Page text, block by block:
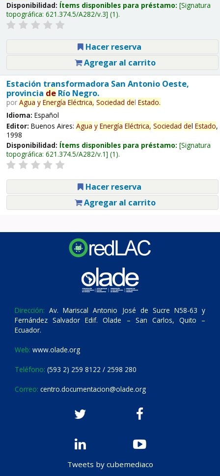
Disponibilidad: Ítems disponibles para préstamo: Signatura
topográfica: 621.374.5/A282/v.3 (1).
Hacer reserva
Agregar al carrito
Estación transformadora San Antonio Oeste,
provincia deRío Negro.
por Agua y Energía Eléctrica, Sociedad del Estado.
Idioma: Español
Editor: Buenos Aires: Agua y Energía Eléctrica, Sociedad del Estado,
1998
Disponibilidad: Ítems disponibles para préstamo: Signatura
topográfica: 621.374.5/A282/v.1 (1).
Hacer reserva
Agregar al carrito
Dirección: Av. Mariscal Antonio José de Sucre N58-63 y
Fernández Salvador Edif. Olade – San Carlos, Quito –
Ecuador.
Web: www.olade.org
Teléfono: (593 2) 259 8122 / 2598 280
Correo: centro.documentacion@olade.org
Tweets by cubemediaco